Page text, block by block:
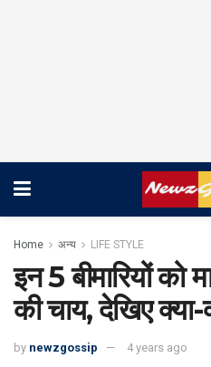
Home अन्य LIFE STYLE
इन 5 बीमारियों को
की चाय, देखिए क्या-
by newzgossip 4 years ago